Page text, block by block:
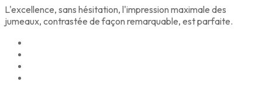
L'excellence, sans hésitation, l'impression maximale des
jumeaux, contrastée de façon remarquable, est parfaite.